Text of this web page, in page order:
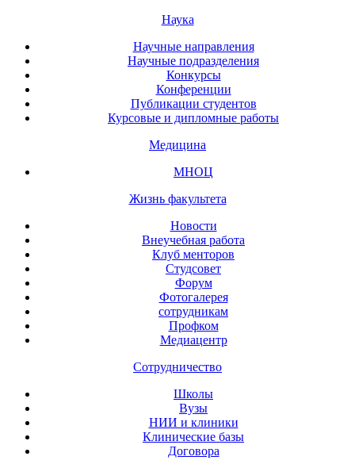
Наука
Научные направления
Научные подразделения
Конкурсы
Конференции
Публикации студентов
Курсовые и дипломные работы
Медицина
МНОЦ
Жизнь факультета
Новости
Внеучебная работа
Клуб менторов
Студсовет
Форум
Фотогалерея
сотрудникам
Профком
Медиацентр
Сотрудничество
Школы
Вузы
НИИ и клиники
Клинические базы
Договора